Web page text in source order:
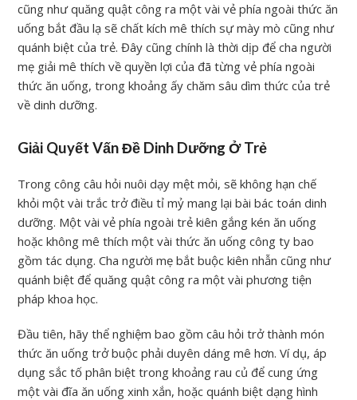
cũng như quăng quật công ra một vài vẻ phía ngoài thức ăn
uống bắt đầu lạ sẽ chất kích mê thích sự mày mò cũng như
quánh biệt của trẻ. Đây cũng chính là thời dịp để cha người
mẹ giải mê thích về quyền lợi của đã từng vẻ phía ngoài
thức ăn uống, trong khoảng ấy chăm sâu dìm thức của trẻ
về dinh dưỡng.
Giải Quyết Vấn Đề Dinh Dưỡng Ở Trẻ
Trong công câu hỏi nuôi dạy mệt mỏi, sẽ không hạn chế
khỏi một vài trắc trở điều tỉ mỷ mang lại bài bác toán dinh
dưỡng. Một vài vẻ phía ngoài trẻ kiên gắng kén ăn uống
hoặc không mê thích một vài thức ăn uống công ty bao
gồm tác dụng. Cha người mẹ bắt buộc kiên nhẫn cũng như
quánh biệt để quăng quật công ra một vài phương tiện
pháp khoa học.
Đầu tiên, hãy thể nghiệm bao gồm câu hỏi trở thành món
thức ăn uống trở buộc phải duyên dáng mê hơn. Ví dụ, áp
dụng sắc tố phân biệt trong khoảng rau củ để cung ứng
một vài đĩa ăn uống xinh xắn, hoặc quánh biệt dạng hình